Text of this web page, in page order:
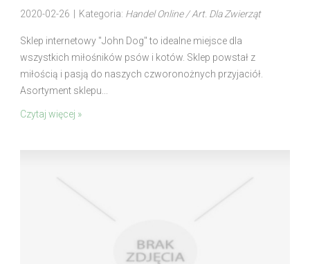
2020-02-26 | Kategoria: Handel Online / Art. Dla Zwierząt
Sklep internetowy "John Dog" to idealne miejsce dla
wszystkich miłośników psów i kotów. Sklep powstał z
miłością i pasją do naszych czworonożnych przyjaciół.
Asortyment sklepu...
Czytaj więcej »